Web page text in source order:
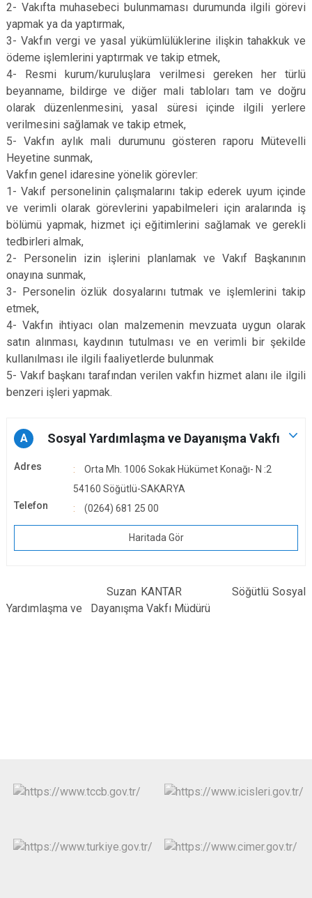
2- Vakıfta muhasebeci bulunmaması durumunda ilgili görevi
yapmak ya da yaptırmak,
3- Vakfın vergi ve yasal yükümlülüklerine ilişkin tahakkuk ve
ödeme işlemlerini yaptırmak ve takip etmek,
4- Resmi kurum/kuruluşlara verilmesi gereken her türlü
beyanname, bildirge ve diğer mali tabloları tam ve doğru
olarak düzenlenmesini, yasal süresi içinde ilgili yerlere
verilmesini sağlamak ve takip etmek,
5- Vakfın aylık mali durumunu gösteren raporu Mütevelli
Heyetine sunmak,
Vakfın genel idaresine yönelik görevler:
1- Vakıf personelinin çalışmalarını takip ederek uyum içinde
ve verimli olarak görevlerini yapabilmeleri için aralarında iş
bölümü yapmak, hizmet içi eğitimlerini sağlamak ve gerekli
tedbirleri almak,
2- Personelin izin işlerini planlamak ve Vakıf Başkanının
onayına sunmak,
3- Personelin özlük dosyalarını tutmak ve işlemlerini takip
etmek,
4- Vakfın ihtiyacı olan malzemenin mevzuata uygun olarak
satın alınması, kaydının tutulması ve en verimli bir şekilde
kullanılması ile ilgili faaliyetlerde bulunmak
5- Vakıf başkanı tarafından verilen vakfın hizmet alanı ile ilgili
benzeri işleri yapmak.
A Sosyal Yardımlaşma ve Dayanışma Vakfı
Adres
Orta Mh. 1006 Sokak Hükümet Konağı- N :2
54160 Söğütlü-SAKARYA
Telefon
(0264) 681 25 00
Haritada Gör
Suzan KANTAR Söğütlü Sosyal
Yardımlaşma ve Dayanışma Vakfı Müdürü